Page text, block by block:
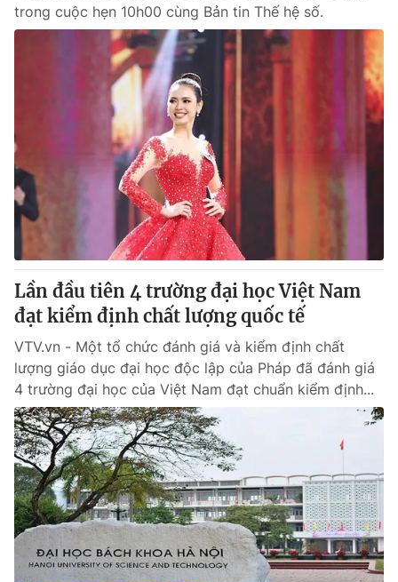
trong cuộc hẹn 10h00 cùng Bản tin Thế hệ số.
Lần đầu tiên 4 trường đại học Việt Nam
đạt kiểm định chất lượng quốc tế
VTV.vn - Một tổ chức đánh giá và kiểm định chất
lượng giáo dục đại học độc lập của Pháp đã đánh giá
4 trường đại học của Việt Nam đạt chuẩn kiểm định...